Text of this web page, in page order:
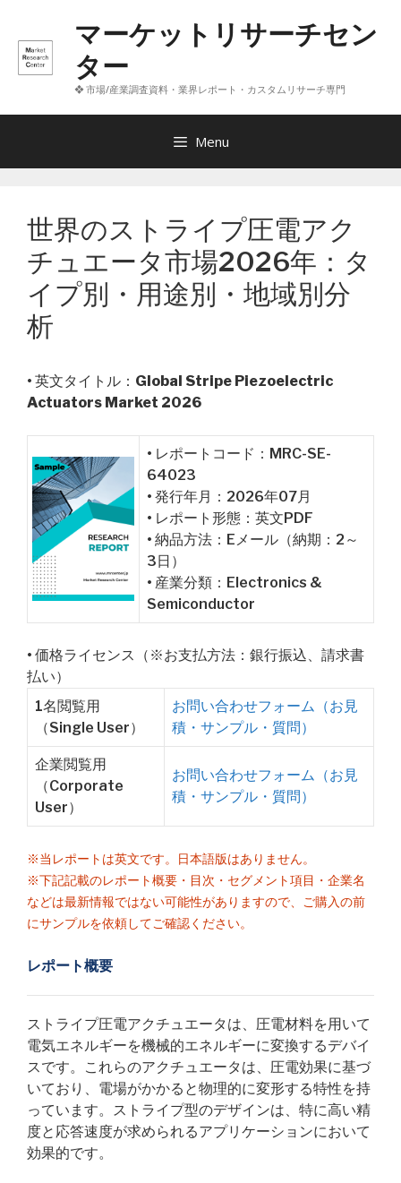
へ
マーケットリサーチセン
ター
❖ 市場/産業調査資料・業界レポート・カスタムリサーチ専門
Menu
世界のストライプ圧電アク
チュエータ市場2026年：タ
イプ別・用途別・地域別分
析
• 英文タイトル： Global Stripe Piezoelectric
Actuators Market 2026
• レポートコード：MRC-SE-
64023
• 発行年月：2026年07月
• レポート形態：英文PDF
• 納品方法：Eメール（納期：2～
3日）
• 産業分類：Electronics &
Semiconductor
• 価格ライセンス（※お支払方法：銀行振込、請求書
払い）
1名閲覧用
（Single User）
お問い合わせフォーム（お見
積・サンプル・質問）
企業閲覧用
（Corporate
User）
お問い合わせフォーム（お見
積・サンプル・質問）
※当レポートは英文です。日本語版はありません。
※下記記載のレポート概要・目次・セグメント項目・企業名
などは最新情報ではない可能性がありますので、ご購入の前
にサンプルを依頼してご確認ください。
レポート概要
ストライプ圧電アクチュエータは、圧電材料を用いて
電気エネルギーを機械的エネルギーに変換するデバイ
スです。これらのアクチュエータは、圧電効果に基づ
いており、電場がかかると物理的に変形する特性を持
っています。ストライプ型のデザインは、特に高い精
度と応答速度が求められるアプリケーションにおいて
効果的です。